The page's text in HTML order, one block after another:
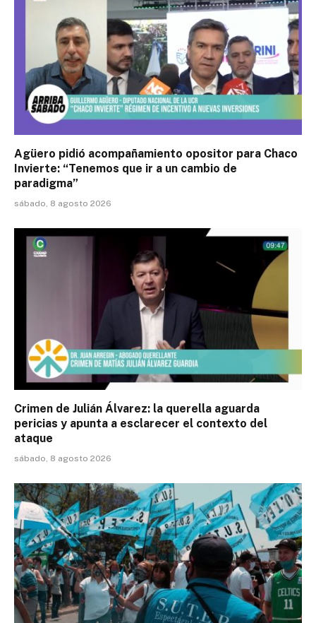
Agüero pidió acompañamiento opositor para Chaco
Invierte: “Tenemos que ir a un cambio de
paradigma”
sábado, 8 agosto 2026
Crimen de Julián Álvarez: la querella aguarda
pericias y apunta a esclarecer el contexto del
ataque
sábado, 8 agosto 2026